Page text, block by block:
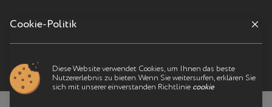
Меню
Ist etwas schief gelaufen
Cookie-Politik
Diese Website verwendet Cookies, um Ihnen das beste
Nutzererlebnis zu bieten. Wenn Sie weitersurfen, erklären Sie
sich mit unserer einverstanden Richtlinie cookie